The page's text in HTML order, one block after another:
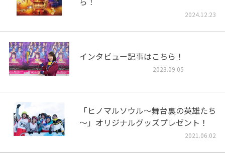
2024.12.23
インタビュー記事はこちら！
2023.09.05
「ヒノマルソウル～舞台裏の英雄たち
～」オリジナルグッズプレゼント！
2021.06.02